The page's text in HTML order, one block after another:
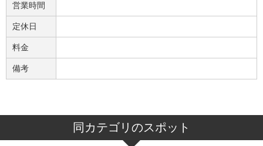
営業時間
定休日
料金
備考
同カテゴリのスポット